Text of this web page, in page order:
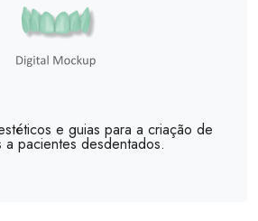
e guias para a criação de
pacientes desdentados.